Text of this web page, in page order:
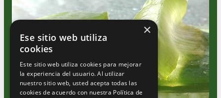
×
Ese sitio web utiliza
cookies
Este sitio web utiliza cookies para mejorar
la experiencia del usuario. Al utilizar
nuestro sitio web, usted acepta todas las
cookies de acuerdo con nuestra Política de